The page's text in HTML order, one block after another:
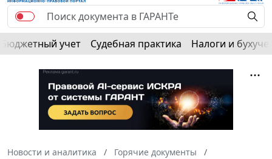
Бюджетный учет Судебная практика Налоги и
Новости и аналитика
Горячие документы